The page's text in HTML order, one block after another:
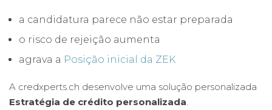
a candidatura parece não estar preparada
o risco de rejeição aumenta
agrava a Posição inicial da ZEK
A credxperts.ch desenvolve uma solução personalizada
Estratégia de crédito personalizada.